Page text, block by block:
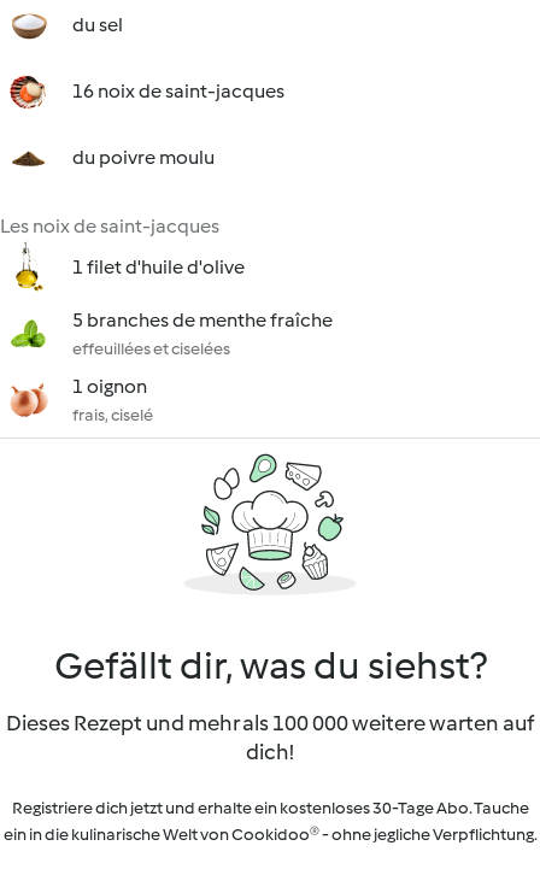
du sel
16 noix de saint-jacques
du poivre moulu
Les noix de saint-jacques
1 filet d'huile d'olive
5 branches de menthe fraîche
effeuillées et ciselées
1 oignon
frais, ciselé
Gefällt dir, was du siehst?
Dieses Rezept und mehr als 100 000 weitere warten auf
dich!
Registriere dich jetzt und erhalte ein kostenloses 30-Tage Abo. Tauche
ein in die kulinarische Welt von Cookidoo® - ohne jegliche Verpflichtung.